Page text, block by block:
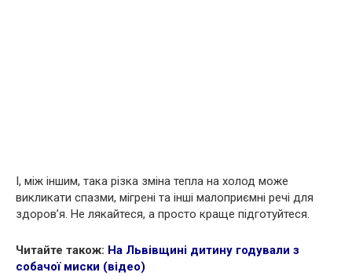
І, між іншим, така різка зміна тепла на холод може
викликати спазми, мігрені та інші малоприємні речі для
здоров’я. Не лякайтеся, а просто краще підготуйтеся.
Читайте також: На Львівщині дитину годували з
собачої миски (відео)